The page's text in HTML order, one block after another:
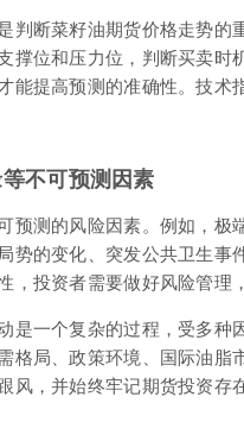
判断菜籽油期货价格走势
撑位和压力位，判断买卖
能提高预测的准确性。技术
不可预测因素
预测的风险因素。例如，
势的变化、突发公共卫生
投资者需要做好风险管理
是一个复杂的过程，受多
格局、政策环境、国际油
风，并始终牢记期货投资